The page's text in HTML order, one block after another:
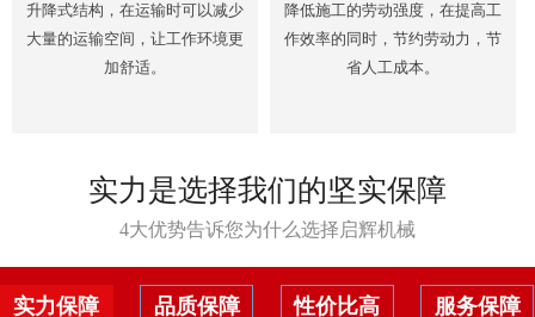
升降式结构，在运输时可以减少
大量的运输空间，让工作环境更
加舒适。
降低施工的劳动强度，在提高工
作效率的同时，节约劳动力，节
省人工成本。
实力是选择我们的坚实保障
4大优势告诉您为什么选择启辉机械
实力保障 品质保障 性价比高 服务保障